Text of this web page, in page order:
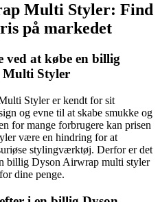
Multi Styler: Find
på markedet
ved at købe en billig
Styler
Styler er kendt for sit
og evne til at skabe smukke og
for mange forbrugere kan prisen
være en hindring for at
stylingværktøj. Derfor er det
billig Dyson Airwrap multi styler
dine penge.